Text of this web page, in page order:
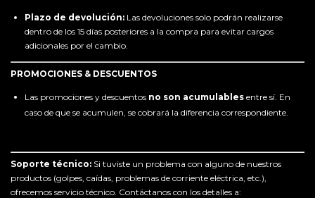
Plazo de devolución: Las devoluciones solo podrán realizarse
dentro de los 15 días posteriores a la compra para evitar cargos
adicionales por el cambio.
PROMOCIONES & DESCUENTOS
Las promociones y descuentos no son acumulables entre sí. En
caso de que se acumulen, se cobrará la diferencia correspondiente.
Soporte técnico: Si tuviste un problema con alguno de nuestros
productos (golpes, caídas, problemas de corriente eléctrica, etc.),
ofrecemos servicio técnico. Contáctanos con los detalles a: